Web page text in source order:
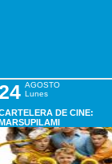
AGOSTO
Lunes
DE CINE: